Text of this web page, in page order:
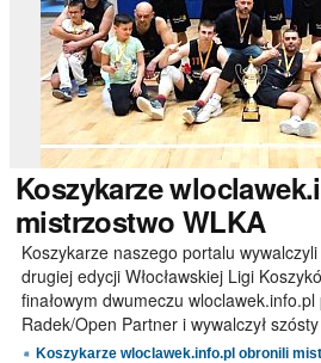
Koszykarze
mistrzostwo WLKA
Koszykarze naszego portalu
drugiej edycji Włocławskiej Ligi
finałowym dwumeczu
Radek/Open Partner i wywalczył
Koszykarze wloclawek.info.pl obronili